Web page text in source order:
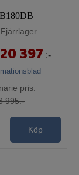
Fjärrlager
20 397 :-
pris:
995:-
Köp